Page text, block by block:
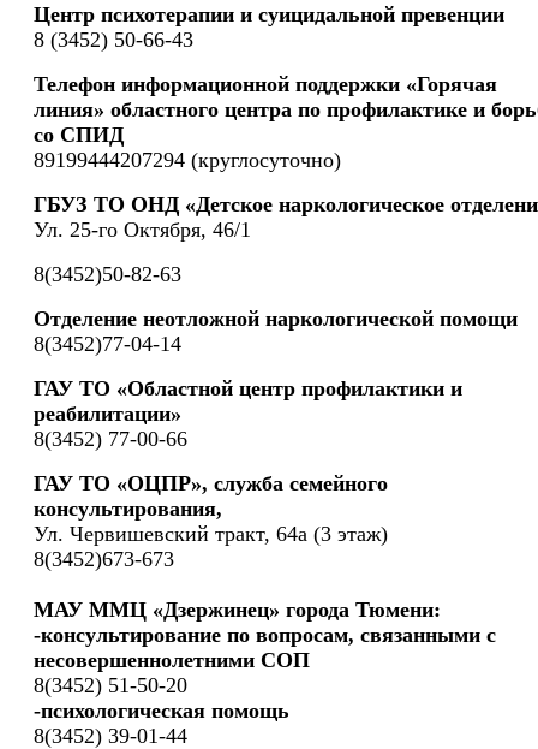
Центр психотерапии и суицидальной превенции
8 (3452) 50-66-43
Телефон информационной поддержки «Горячая
линия» областного центра по профилактике и
со СПИД
89199444207294 (круглосуточно)
ГБУЗ ТО ОНД «Детское наркологическое
Ул. 25-го Октября, 46/1
8(3452)50-82-63
Отделение неотложной наркологической помощи
8(3452)77-04-14
ГАУ ТО «Областной центр профилактики и
реабилитации»
8(3452) 77-00-66
ГАУ ТО «ОЦПР», служба семейного
консультирования,
Ул. Червишевский тракт, 64а (3 этаж)
8(3452)673-673
МАУ ММЦ «Дзержинец» города Тюмени:
-консультирование по вопросам, связанными с
несовершеннолетними СОП
8(3452) 51-50-20
-психологическая помощь
8(3452) 39-01-44